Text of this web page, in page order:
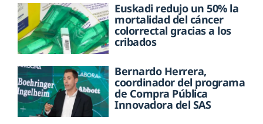
Euskadi redujo un 50% la
mortalidad del cáncer
colorrectal gracias a los
cribados
Bernardo Herrera,
coordinador del programa
de Compra Pública
Innovadora del SAS